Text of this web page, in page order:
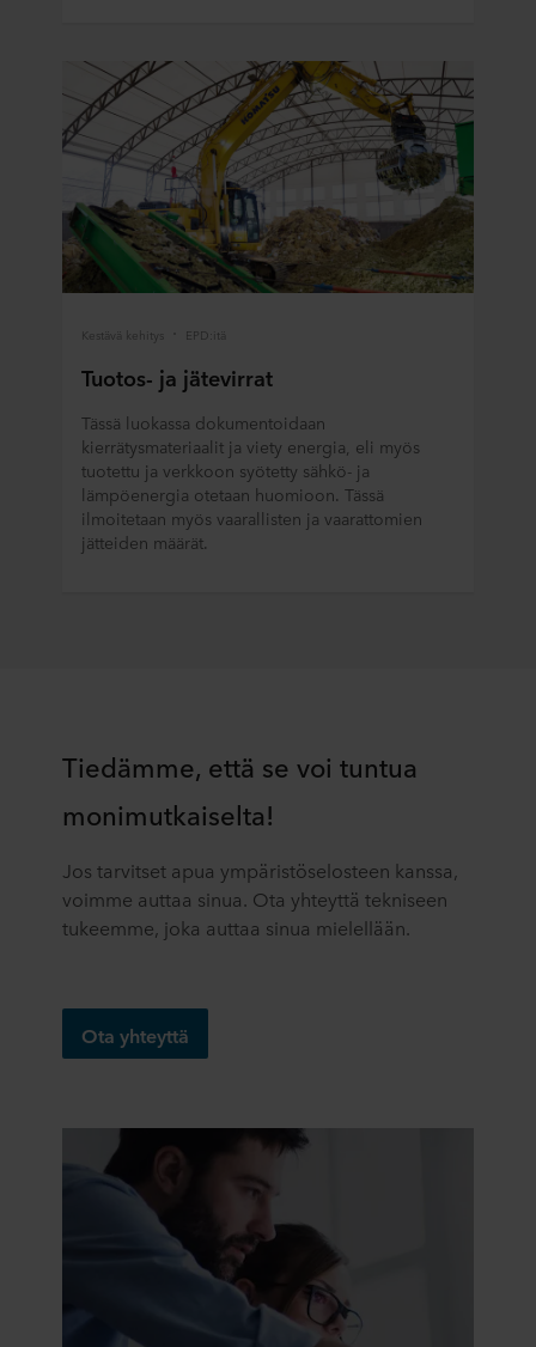
Kestävä kehitys EPD:itä
Tuotos- ja jätevirrat
Tässä luokassa dokumentoidaan
kierrätysmateriaalit ja viety energia, eli myös
tuotettu ja verkkoon syötetty sähkö- ja
lämpöenergia otetaan huomioon. Tässä
ilmoitetaan myös vaarallisten ja vaarattomien
jätteiden määrät.
Tiedämme, että se voi tuntua
monimutkaiselta!
Jos tarvitset apua ympäristöselosteen kanssa,
voimme auttaa sinua. Ota yhteyttä tekniseen
tukeemme, joka auttaa sinua mielellään.
Ota yhteyttä